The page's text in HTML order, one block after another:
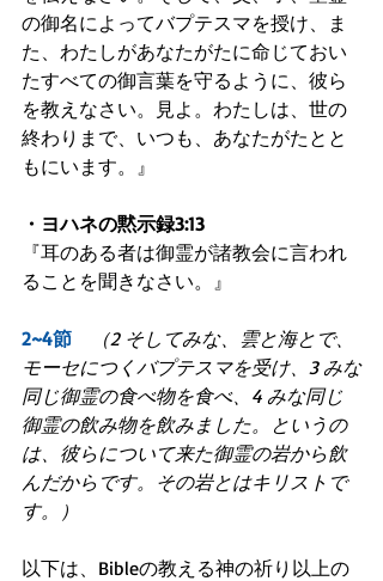
の御名によってバプテスマを授け、ま
た、わたしがあなたがたに命じておい
たすべての御言葉を守るように、彼ら
を教えなさい。見よ。わたしは、世の
終わりまで、いつも、あなたがたとと
もにいます。』
・ヨハネの黙示録3:13
『耳のある者は御霊が諸教会に言われ
ることを聞きなさい。』
2~4節
（2 そしてみな、雲と海とで、
モーセにつくバプテスマを受け、3 みな
同じ御霊の食べ物を食べ、4 みな同じ
御霊の飲み物を飲みました。というの
は、彼らについて来た御霊の岩から飲
んだからです。その岩とはキリストで
す。）
以下は、Bibleの教える神の祈り以上の